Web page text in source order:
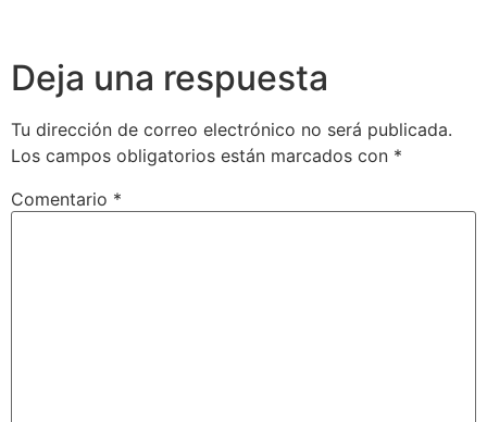
Deja una respuesta
Tu dirección de correo electrónico no será publicada.
Los campos obligatorios están marcados con *
Comentario *